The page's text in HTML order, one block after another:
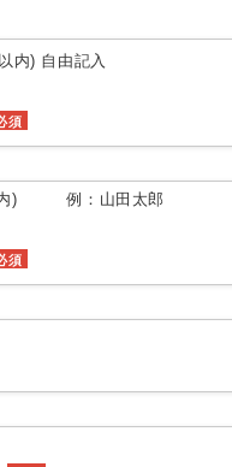
内) 自由記入
須
内) 例：山田太郎
須